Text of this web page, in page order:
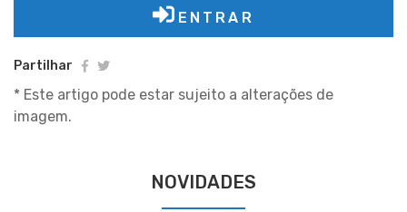
ENTRAR
Partilhar
* Este artigo pode estar sujeito a alterações de
imagem.
NOVIDADES